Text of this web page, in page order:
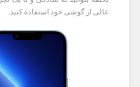
عالی از گوشی خود استفاده کنید.